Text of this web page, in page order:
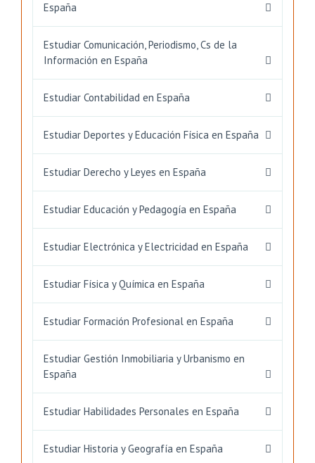
España
Estudiar Comunicación, Periodismo, Cs de la
Información en España
Estudiar Contabilidad en España
Estudiar Deportes y Educación Física en España
Estudiar Derecho y Leyes en España
Estudiar Educación y Pedagogía en España
Estudiar Electrónica y Electricidad en España
Estudiar Física y Química en España
Estudiar Formación Profesional en España
Estudiar Gestión Inmobiliaria y Urbanismo en
España
Estudiar Habilidades Personales en España
Estudiar Historia y Geografía en España